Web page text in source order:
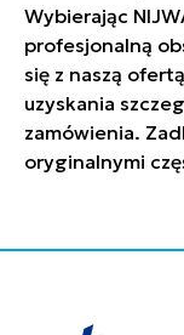
Wybierając
profesjonalną
się z naszą
uzyskania
zamówienia.
oryginalnymi